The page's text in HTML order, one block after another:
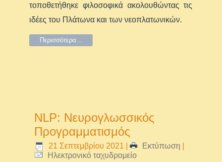
τοποθετήθηκε φιλοσοφικά ακολουθώντας τις
ιδέες του Πλάτωνα και των νεοπλατωνικών.
Περισσότερα...
NLP: Νευρογλωσσικός
Προγραμματισμός
21 Σεπτεμβρίου 2021 | Εκτύπωση
Ηλεκτρονικό ταχυδρομείο